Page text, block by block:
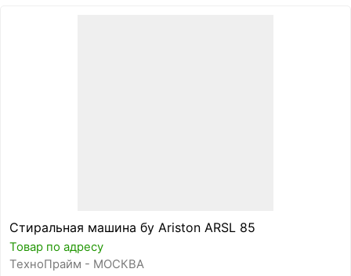
Стиральная машина бу Ariston ARSL 85
Товар по адресу
ТехноПрайм - МОСКВА